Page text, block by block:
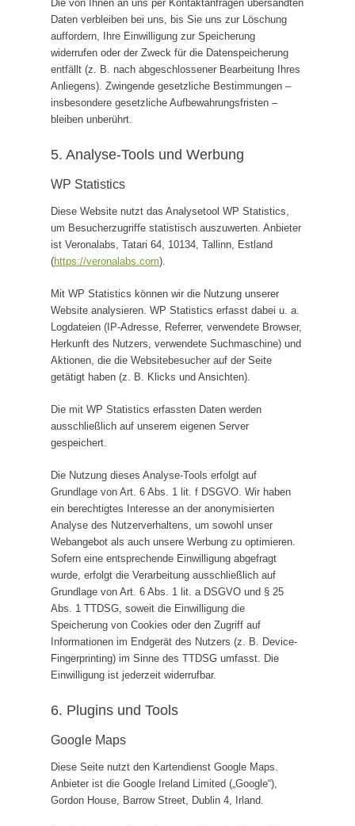
Die von Ihnen an uns per Kontaktanfragen übersandten
Daten verbleiben bei uns, bis Sie uns zur Löschung
auffordern, Ihre Einwilligung zur Speicherung
widerrufen oder der Zweck für die Datenspeicherung
entfällt (z. B. nach abgeschlossener Bearbeitung Ihres
Anliegens). Zwingende gesetzliche Bestimmungen –
insbesondere gesetzliche Aufbewahrungsfristen –
bleiben unberührt.
5. Analyse-Tools und Werbung
WP Statistics
Diese Website nutzt das Analysetool WP Statistics,
um Besucherzugriffe statistisch auszuwerten. Anbieter
ist Veronalabs, Tatari 64, 10134, Tallinn, Estland
(https://veronalabs.com).
Mit WP Statistics können wir die Nutzung unserer
Website analysieren. WP Statistics erfasst dabei u. a.
Logdateien (IP-Adresse, Referrer, verwendete Browser,
Herkunft des Nutzers, verwendete Suchmaschine) und
Aktionen, die die Websitebesucher auf der Seite
getätigt haben (z. B. Klicks und Ansichten).
Die mit WP Statistics erfassten Daten werden
ausschließlich auf unserem eigenen Server
gespeichert.
Die Nutzung dieses Analyse-Tools erfolgt auf
Grundlage von Art. 6 Abs. 1 lit. f DSGVO. Wir haben
ein berechtigtes Interesse an der anonymisierten
Analyse des Nutzerverhaltens, um sowohl unser
Webangebot als auch unsere Werbung zu optimieren.
Sofern eine entsprechende Einwilligung abgefragt
wurde, erfolgt die Verarbeitung ausschließlich auf
Grundlage von Art. 6 Abs. 1 lit. a DSGVO und § 25
Abs. 1 TTDSG, soweit die Einwilligung die
Speicherung von Cookies oder den Zugriff auf
Informationen im Endgerät des Nutzers (z. B. Device-
Fingerprinting) im Sinne des TTDSG umfasst. Die
Einwilligung ist jederzeit widerrufbar.
6. Plugins und Tools
Google Maps
Diese Seite nutzt den Kartendienst Google Maps.
Anbieter ist die Google Ireland Limited („Google“),
Gordon House, Barrow Street, Dublin 4, Irland.